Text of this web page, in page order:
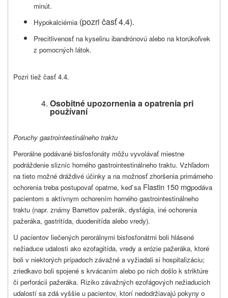
minút.
Hypokalciémia (pozri časť 4.4).
Precitlivenosť na kyselinu ibandrónovú alebo na ktorúkoľvek
z pomocných látok.
Pozri tiež časť 4.4.
Osobitné upozornenia a opatrenia pri
používaní
Poruchy gastrointestinálneho traktu
Perorálne podávané bisfosfonáty môžu vyvolávať miestne
podráždenie slizníc horného gastrointestinálneho traktu. Vzhľadom
na tieto možné dráždivé účinky a na možnosť zhoršenia primárneho
ochorenia treba postupovať opatrne, keď sa Flastin 150 mgpodáva
pacientom s aktívnym ochorením horného gastrointestinálneho
traktu (napr. známy Barrettov pažerák, dysfágia, iné ochorenia
pažeráka, gastritída, duodenitída alebo vredy).
U pacientov liečených perorálnymi bisfosfonátmi boli hlásené
nežiaduce udalosti ako ezofagitída, vredy a erózie pažeráka, ktoré
boli v niektorých prípadoch závažné a vyžiadali si hospitalizáciu;
zriedkavo boli spojené s krvácaním alebo po nich došlo k striktúre
či perforácii pažeráka. Riziko závažných ezofágových nežiaducich
udalostí sa zdá vyššie u pacientov, ktorí nedodržiavajú pokyny o